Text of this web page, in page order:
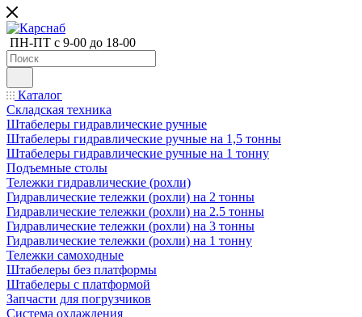
ПН-ПТ с 9-00 до 18-00
Каталог
Складская техника
Штабелеры гидравлические ручные
Штабелеры гидравлические ручные на 1,5 тонны
Штабелеры гидравлические ручные на 1 тонну
Подъемные столы
Тележки гидравлические (рохли)
Гидравлические тележки (рохли) на 2 тонны
Гидравлические тележки (рохли) на 2.5 тонны
Гидравлические тележки (рохли) на 3 тонны
Гидравлические тележки (рохли) на 1 тонну
Тележки самоходные
Штабелеры без платформы
Штабелеры с платформой
Запчасти для погрузчиков
Система охлаждения